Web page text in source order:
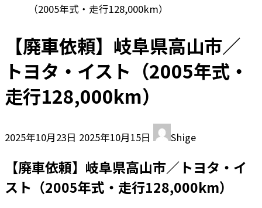
（2005年式・走行128,000km）
【廃車依頼】岐阜県高山市／
トヨタ・イスト（2005年式・
走行128,000km）
2025年10月23日 最
更
新
2025年10月15日 Shige
【廃車依頼】岐阜県高山市／トヨタ・イ
スト（2005年式・走行128,000km）